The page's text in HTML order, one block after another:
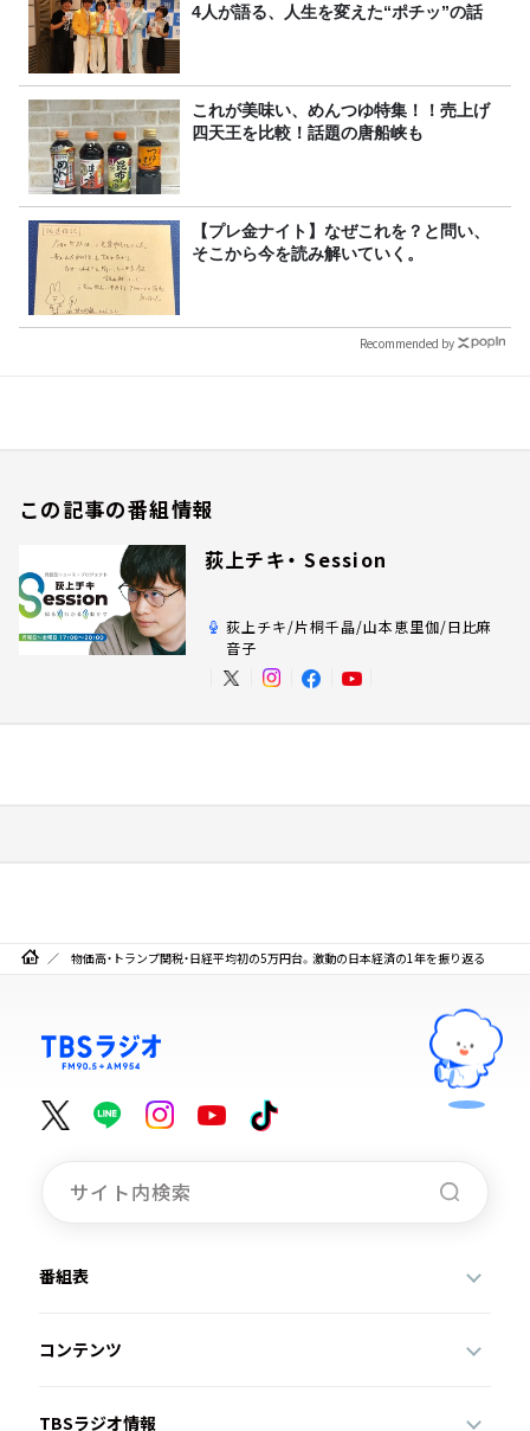
4人が語る、人生を変えた“ポチッ”の話
これが美味い、めんつゆ特集！！売上げ
四天王を比較！話題の唐船峡も
【プレ金ナイト】なぜこれを？と問い、
そこから今を読み解いていく。
Recommended by
この記事の番組情報
荻上チキ・ Session
荻上チキ/片桐千晶/山本恵里伽/日比麻
音子
物価高・トランプ関税・日経平均初の5万円台。激動の日本経済の1年を振り返る
番組表
コンテンツ
TBSラジオ情報